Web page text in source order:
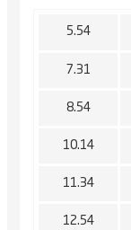
5.54
7.31
8.54
10.14
11.34
12.54